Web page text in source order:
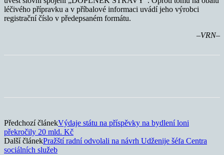
léčivého přípravku a v příbalové informaci uvádí jeho výrobci
registrační číslo v předepsaném formátu.
–VRN–
Předchozí článekVýdaje státu na příspěvky na bydlení loni
překročily 20 mld. Kč
Další článekPražští radní odvolali na návrh Udženije šéfa Centra
sociálních služeb